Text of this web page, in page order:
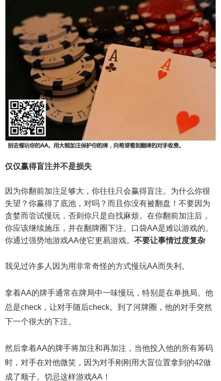
仅仅赢得盲注并不是损失
因为你翻前加注足够大，你往往只会赢得盲注。为什么你很
失望？你赢得了底池，对吗？而且你没有被翻盘！不要因为
贪婪而尝试慢玩，否则你只是自找麻烦。在你翻前加注后，
你应该继续施压，并在翻牌圈下注。口袋AA是难以游戏的。
你通过强势地游戏AA使它更易游戏。 不要让事情过度复杂
我见过许多人因为用非常奇怪的方式慢玩AA而失利。
拿着AA的牌手通常在牌局中一味慢玩，特别是在单挑局。他
总是check，让对手随后check。到了河牌圈，他的对手突然
下一个很大的下注。
然后拿着AA的牌手将加注和再加注，当他投入他的所有筹码
时，对手在对他微笑，因为对手刚刚用大盲位置拿到的42做
成了顺子。切忌这样游戏AA！